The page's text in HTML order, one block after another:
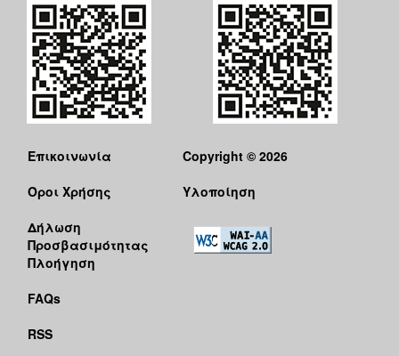
Επικοινωνία
Όροι Χρήσης
Δήλωση
Προσβασιμότητας
Πλοήγηση
FAQs
RSS
Copyright © 2026
Υλοποίηση